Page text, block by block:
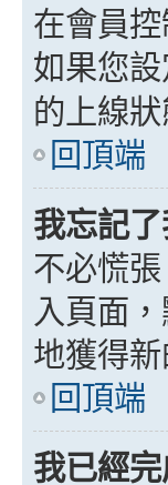
在會員
如果您
的上線
回頂端
我忘記了
不必慌
入頁面
地獲得新
回頂端
我已經完